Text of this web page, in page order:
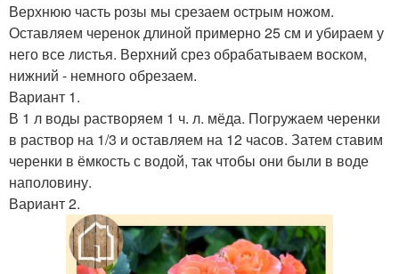
Верхнюю часть розы мы срезаем острым ножом.
Оставляем черенок длиной примерно 25 см и убираем у
него все листья. Верхний срез обрабатываем воском,
нижний - немного обрезаем.
Вариант 1.
В 1 л воды растворяем 1 ч. л. мёда. Погружаем черенки
в раствор на 1/3 и оставляем на 12 часов. Затем ставим
черенки в ёмкость с водой, так чтобы они были в воде
наполовину.
Вариант 2.